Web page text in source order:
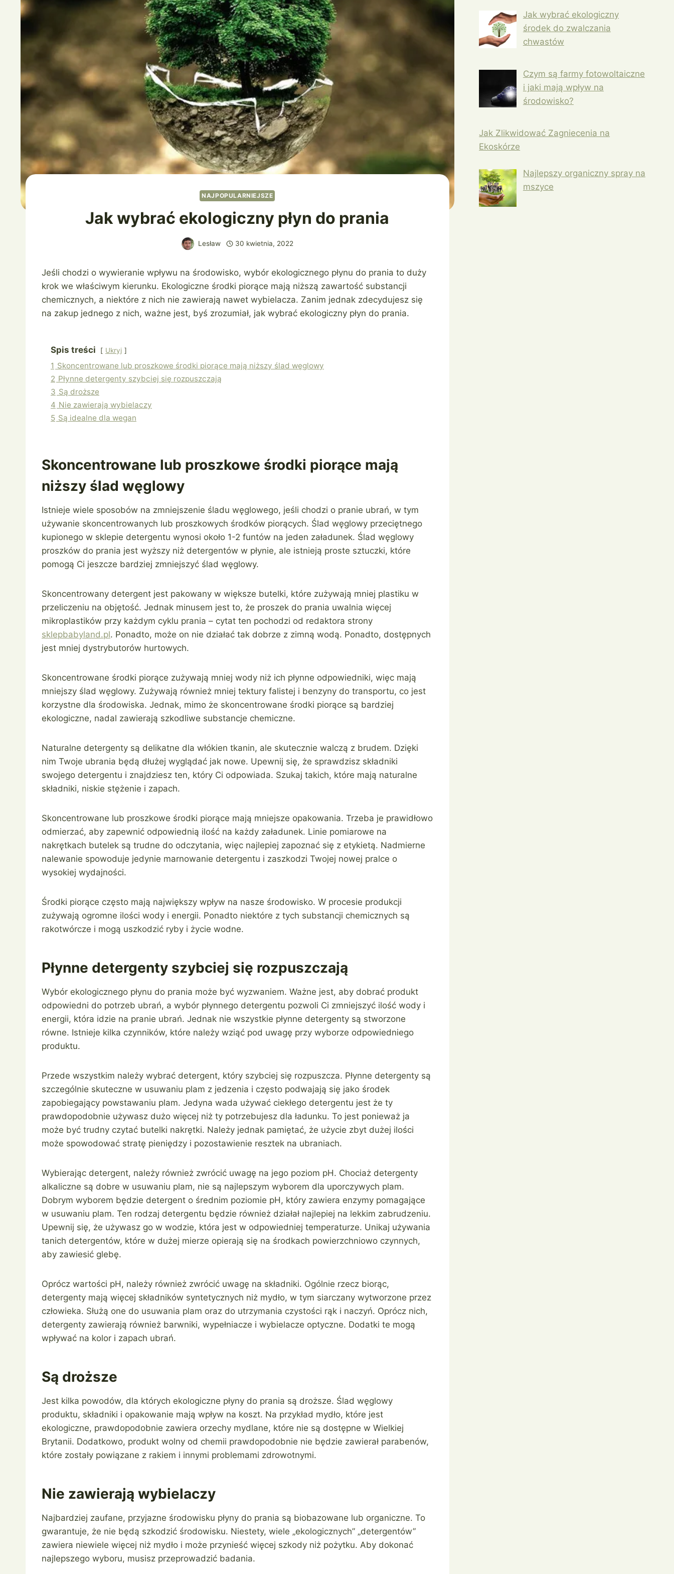
NAJPOPULARNIEJSZE
Jak wybrać ekologiczny płyn do prania
Lesław 30 kwietnia, 2022
Jeśli chodzi o wywieranie wpływu na środowisko, wybór ekologicznego płynu do prania to duży
krok we właściwym kierunku. Ekologiczne środki piorące mają niższą zawartość substancji
chemicznych, a niektóre z nich nie zawierają nawet wybielacza. Zanim jednak zdecydujesz się
na zakup jednego z nich, ważne jest, byś zrozumiał, jak wybrać ekologiczny płyn do prania.
Spis treści Ukryj
1 Skoncentrowane lub proszkowe środki piorące mają niższy ślad węglowy
2 Płynne detergenty szybciej się rozpuszczają
3 Są droższe
4 Nie zawierają wybielaczy
5 Są idealne dla wegan
Skoncentrowane lub proszkowe środki piorące mają
niższy ślad węglowy
Istnieje wiele sposobów na zmniejszenie śladu węglowego, jeśli chodzi o pranie ubrań, w tym
używanie skoncentrowanych lub proszkowych środków piorących. Ślad węglowy przeciętnego
kupionego w sklepie detergentu wynosi około 1-2 funtów na jeden załadunek. Ślad węglowy
proszków do prania jest wyższy niż detergentów w płynie, ale istnieją proste sztuczki, które
pomogą Ci jeszcze bardziej zmniejszyć ślad węglowy.
Skoncentrowany detergent jest pakowany w większe butelki, które zużywają mniej plastiku w
przeliczeniu na objętość. Jednak minusem jest to, że proszek do prania uwalnia więcej
mikroplastików przy każdym cyklu prania – cytat ten pochodzi od redaktora strony
sklepbabyland.pl. Ponadto, może on nie działać tak dobrze z zimną wodą. Ponadto, dostępnych
jest mniej dystrybutorów hurtowych.
Skoncentrowane środki piorące zużywają mniej wody niż ich płynne odpowiedniki, więc mają
mniejszy ślad węglowy. Zużywają również mniej tektury falistej i benzyny do transportu, co jest
korzystne dla środowiska. Jednak, mimo że skoncentrowane środki piorące są bardziej
ekologiczne, nadal zawierają szkodliwe substancje chemiczne.
Naturalne detergenty są delikatne dla włókien tkanin, ale skutecznie walczą z brudem. Dzięki
nim Twoje ubrania będą dłużej wyglądać jak nowe. Upewnij się, że sprawdzisz składniki
swojego detergentu i znajdziesz ten, który Ci odpowiada. Szukaj takich, które mają naturalne
składniki, niskie stężenie i zapach.
Skoncentrowane lub proszkowe środki piorące mają mniejsze opakowania. Trzeba je prawidłowo
odmierzać, aby zapewnić odpowiednią ilość na każdy załadunek. Linie pomiarowe na
nakrętkach butelek są trudne do odczytania, więc najlepiej zapoznać się z etykietą. Nadmierne
nalewanie spowoduje jedynie marnowanie detergentu i zaszkodzi Twojej nowej pralce o
wysokiej wydajności.
Środki piorące często mają największy wpływ na nasze środowisko. W procesie produkcji
zużywają ogromne ilości wody i energii. Ponadto niektóre z tych substancji chemicznych są
rakotwórcze i mogą uszkodzić ryby i życie wodne.
Płynne detergenty szybciej się rozpuszczają
Wybór ekologicznego płynu do prania może być wyzwaniem. Ważne jest, aby dobrać produkt
odpowiedni do potrzeb ubrań, a wybór płynnego detergentu pozwoli Ci zmniejszyć ilość wody i
energii, która idzie na pranie ubrań. Jednak nie wszystkie płynne detergenty są stworzone
równe. Istnieje kilka czynników, które należy wziąć pod uwagę przy wyborze odpowiedniego
produktu.
Przede wszystkim należy wybrać detergent, który szybciej się rozpuszcza. Płynne detergenty są
szczególnie skuteczne w usuwaniu plam z jedzenia i często podwajają się jako środek
zapobiegający powstawaniu plam. Jedyna wada używać ciekłego detergentu jest że ty
prawdopodobnie używasz dużo więcej niż ty potrzebujesz dla ładunku. To jest ponieważ ja
może być trudny czytać butelki nakrętki. Należy jednak pamiętać, że użycie zbyt dużej ilości
może spowodować stratę pieniędzy i pozostawienie resztek na ubraniach.
Wybierając detergent, należy również zwrócić uwagę na jego poziom pH. Chociaż detergenty
alkaliczne są dobre w usuwaniu plam, nie są najlepszym wyborem dla uporczywych plam.
Dobrym wyborem będzie detergent o średnim poziomie pH, który zawiera enzymy pomagające
w usuwaniu plam. Ten rodzaj detergentu będzie również działał najlepiej na lekkim zabrudzeniu.
Upewnij się, że używasz go w wodzie, która jest w odpowiedniej temperaturze. Unikaj używania
tanich detergentów, które w dużej mierze opierają się na środkach powierzchniowo czynnych,
aby zawiesić glebę.
Oprócz wartości pH, należy również zwrócić uwagę na składniki. Ogólnie rzecz biorąc,
detergenty mają więcej składników syntetycznych niż mydło, w tym siarczany wytworzone przez
człowieka. Służą one do usuwania plam oraz do utrzymania czystości rąk i naczyń. Oprócz nich,
detergenty zawierają również barwniki, wypełniacze i wybielacze optyczne. Dodatki te mogą
wpływać na kolor i zapach ubrań.
Są droższe
Jest kilka powodów, dla których ekologiczne płyny do prania są droższe. Ślad węglowy
produktu, składniki i opakowanie mają wpływ na koszt. Na przykład mydło, które jest
ekologiczne, prawdopodobnie zawiera orzechy mydlane, które nie są dostępne w Wielkiej
Brytanii. Dodatkowo, produkt wolny od chemii prawdopodobnie nie będzie zawierał parabenów,
które zostały powiązane z rakiem i innymi problemami zdrowotnymi.
Nie zawierają wybielaczy
Najbardziej zaufane, przyjazne środowisku płyny do prania są biobazowane lub organiczne. To
gwarantuje, że nie będą szkodzić środowisku. Niestety, wiele „ekologicznych” „detergentów”
zawiera niewiele więcej niż mydło i może przynieść więcej szkody niż pożytku. Aby dokonać
najlepszego wyboru, musisz przeprowadzić badania.
Jak wybrać ekologiczny
środek do zwalczania
chwastów
Czym są farmy fotowoltaiczne
i jaki mają wpływ na
środowisko?
Jak Zlikwidować Zagniecenia na
Ekoskórze
Najlepszy organiczny spray na
mszyce